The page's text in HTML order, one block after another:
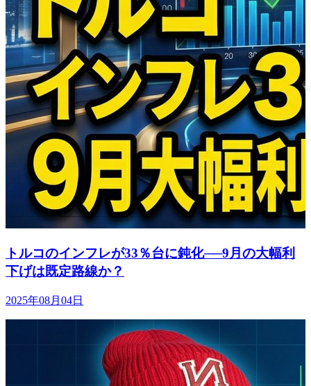
トルコのインフレが33％台に鈍化──9月の大幅利
下げは既定路線か？
2025年08月04日